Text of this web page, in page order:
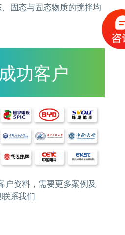
固态与固态物质的搅拌均
功客户
户资料，需要更多案例及
系我们